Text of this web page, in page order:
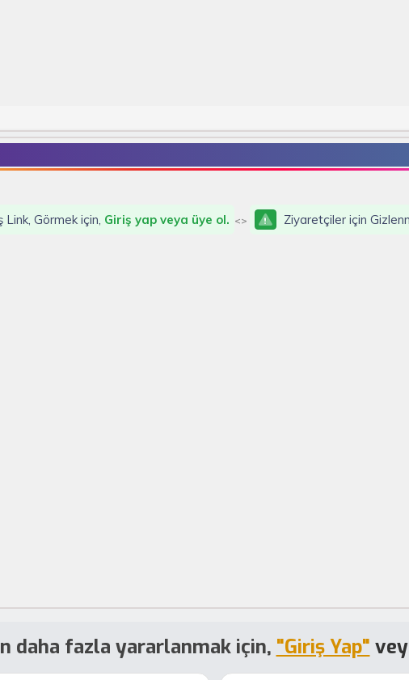
Görmek için, Giriş yap veya üye ol. <> Ziyaretçiler için
daha fazla yararlanmak için, "Giriş Yap"